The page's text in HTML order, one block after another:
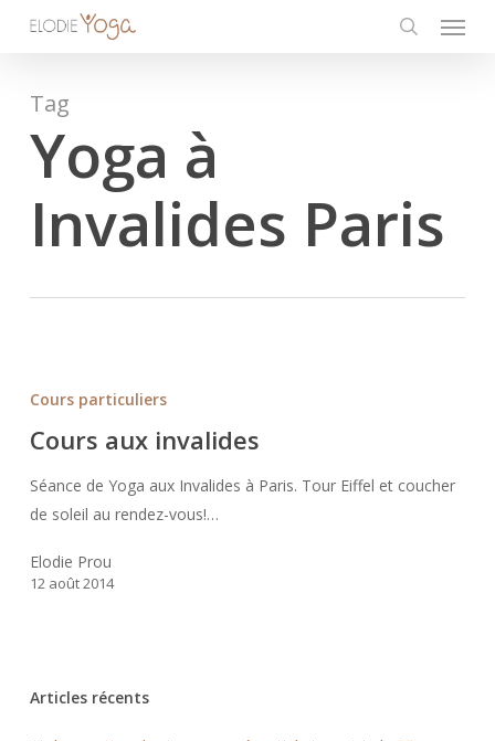
content
Menu
Tag
Yoga à
Invalides Paris
Cours particuliers
Cours aux invalides
Séance de Yoga aux Invalides à Paris. Tour Eiffel et coucher
de soleil au rendez-vous!…
Elodie Prou
12 août 2014
Articles récents